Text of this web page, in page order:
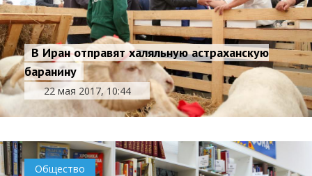
В Иран отправят халяльную астраханскую
баранину
22 мая 2017, 10:44
Общество